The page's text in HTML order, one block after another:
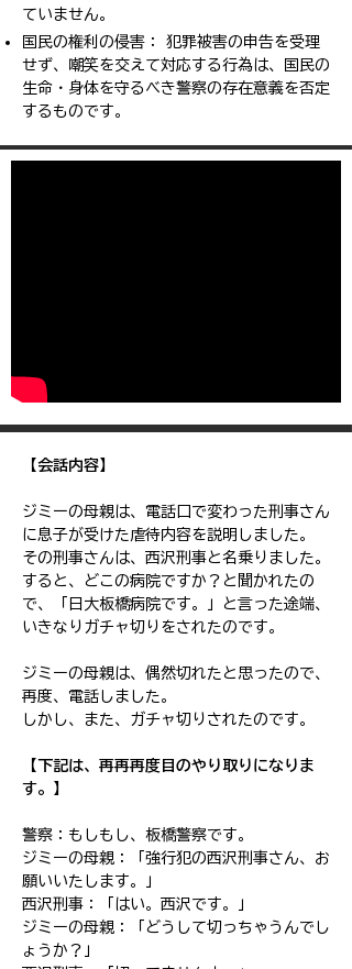
ていません。
国民の権利の侵害： 犯罪被害の申告を受理
せず、嘲笑を交えて対応する行為は、国民の
生命・身体を守るべき警察の存在意義を否定
するものです。
【会話内容】
ジミーの母親は、電話口で変わった刑事さん
に息子が受けた虐待内容を説明しました。
その刑事さんは、西沢刑事と名乗りました。
すると、どこの病院ですか？と聞かれたの
で、「日大板橋病院です。」と言った途端、
いきなりガチャ切りをされたのです。
ジミーの母親は、偶然切れたと思ったので、
再度、電話しました。
しかし、また、ガチャ切りされたのです。
【下記は、再再再度目のやり取りになりま
す。】
​警察：もしもし、板橋警察です。
ジミーの母親：「強行犯の西沢刑事さん、お
願いいたします。」
西沢刑事：「はい。西沢です。」
ジミーの母親：「どうして切っちゃうんでし
ょうか？」